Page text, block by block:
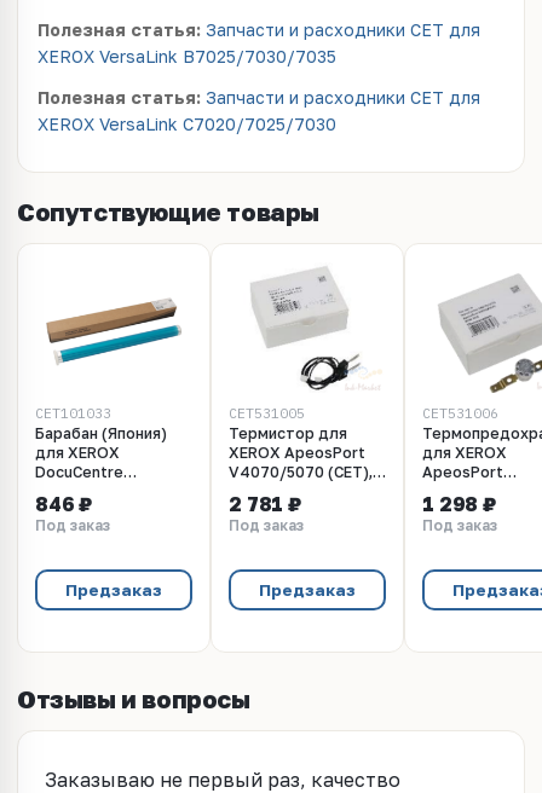
Полезная статья: Запчасти и расходники CET для
XEROX VersaLink B7025/7030/7035
Полезная статья: Запчасти и расходники CET для
XEROX VersaLink C7020/7025/7030
Сопутствующие товары
CET101033
Барабан (Япония)
для XEROX
DocuCentre
CET101033
846 ₽
Под заказ
Предзаказ
CET531005
Термистор для
XEROX ApeosPort
V4070/5070 (CET),
2 781 ₽
Под заказ
Предзаказ
CET531006
для XEROX
ApeosPort
CET531006
1 298 ₽
Под заказ
Отзывы и вопросы
Заказываю не первый раз, качество